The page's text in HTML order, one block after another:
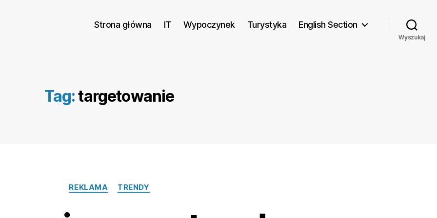
Strona główna IT Wypoczynek Turystyka English Section
Wyszukaj
Tag:targetowanie
Kategorie
REKLAMA TRENDY